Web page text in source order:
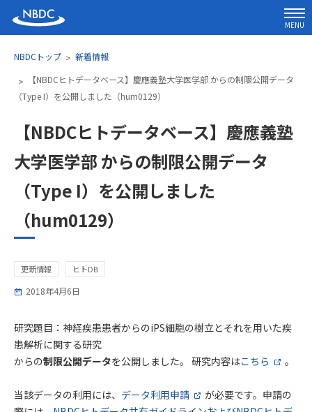
MENU
NBDCトップ
新着情報
【NBDCヒトデータベース】慶應義塾大学医学部 からの制限公開データ
（Type I）を公開しました（hum0129）
【NBDCヒトデータベース】慶應義塾
大学医学部 からの制限公開データ
（Type I）を公開しました
（hum0129）
更新情報 ヒトDB
2018年4月6日
研究題目：神経疾患患者からのiPS細胞の樹立とそれを用いた疾
患解析に関する研究
からの制限公開データを公開しました。 研究内容はこちら 。
当該データの利用には、 データ利用申請
が必要です。申請の